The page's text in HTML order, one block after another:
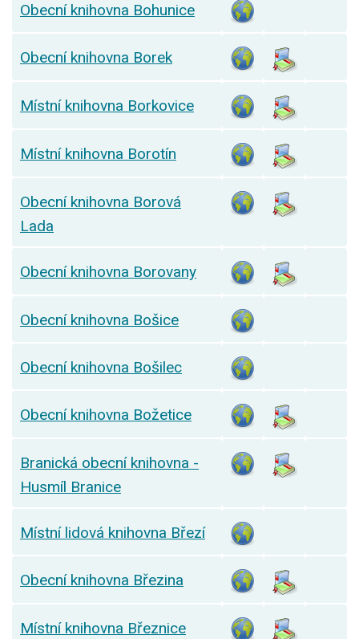
Obecní knihovna Bohunice
Obecní knihovna Borek
Místní knihovna Borkovice
Místní knihovna Borotín
Obecní knihovna Borová
Lada
Obecní knihovna Borovany
Obecní knihovna Bošice
Obecní knihovna Bošilec
Obecní knihovna Božetice
Branická obecní knihovna -
Husmíl Branice
Místní lidová knihovna Březí
Obecní knihovna Březina
Místní knihovna Březnice